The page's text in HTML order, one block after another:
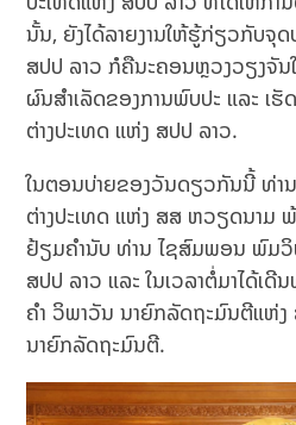
ນັ້ນ, ຍັງໄດ້ລາຍງານໃຫ້ຮູ້ກ່ຽວກັບຈຸ
ສປປ ລາວ ກໍຄືນະຄອນຫຼວງວຽງຈັນ
ຜົນສໍາເລັດຂອງການພົບປະ ແລະ ເ
ຕ່າງປະເທດ ແຫ່ງ ສປປ ລາວ.
ໃນຕອນບ່າຍຂອງວັນດຽວກັນນີ້ ທ່າ
ຕ່າງປະເທດ ແຫ່ງ ສສ ຫວຽດນາມ
ຢ້ຽມຄຳນັບ ທ່ານ ໄຊສົມພອນ ພົມວິ
ສປປ ລາວ ແລະ ໃນເວລາຕໍ່ມາໄດ້ເດີ
ຄຳ ວິພາວັນ ນາຍົກລັດຖະມົນຕີແຫ່ງ
ນາຍົກລັດຖະມົນຕີ.